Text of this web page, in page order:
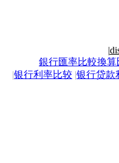
|
銀行匯率比較換算
|银行利率比较 |银行贷款